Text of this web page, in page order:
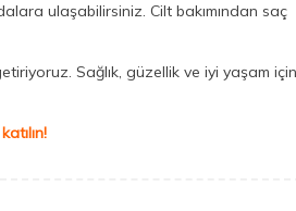
ulaşabilirsiniz. Cilt bakımından saç
Sağlık, güzellik ve iyi yaşam için